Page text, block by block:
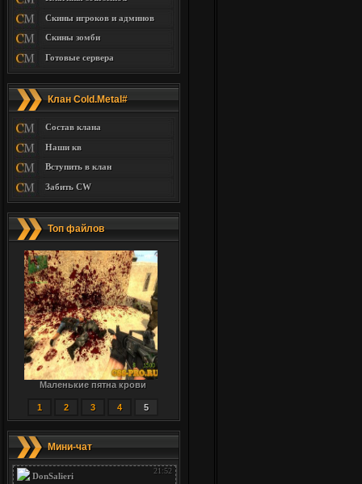
Скины игроков и админов
Скины зомби
Готовые сервера
Клан Cold.Metal#
Состав клана
Наши кв
Вступить в клан
Забить CW
Топ файлов
Маленькие пятна крови
1 2 3 4 5
Мини-чат